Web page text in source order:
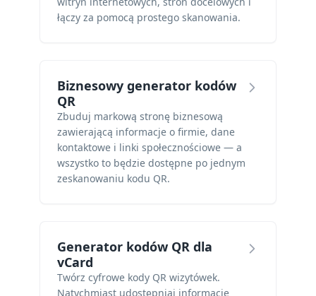
łączy za pomocą prostego skanowania.
Biznesowy generator kodów
QR
Zbuduj markową stronę biznesową
zawierającą informacje o firmie, dane
kontaktowe i linki społecznościowe — a
wszystko to będzie dostępne po jednym
zeskanowaniu kodu QR.
Generator kodów QR dla
vCard
Twórz cyfrowe kody QR wizytówek.
Natychmiast udostępniaj informacje